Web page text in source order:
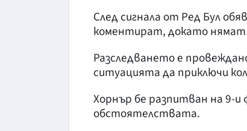
След сигнала от Ред Бул
коментират, докато
Разследването е
ситуацията да приключи
Хорнър бе разпитван на 9-и
обстоятелствата.